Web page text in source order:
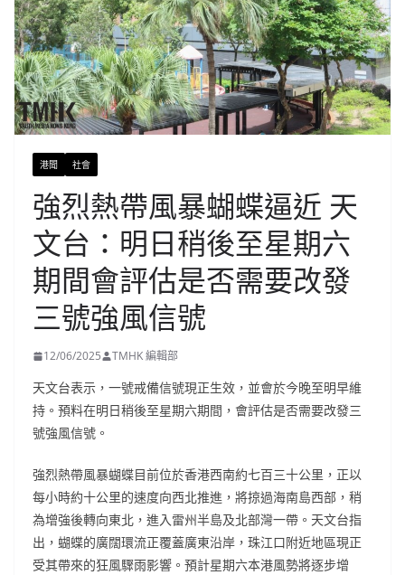
港聞 社會
強烈熱帶風暴蝴蝶逼近 天
文台：明日稍後至星期六
期間會評估是否需要改發
三號強風信號
12/06/2025 TMHK 編輯部
天文台表示，一號戒備信號現正生效，並會於今晚至明早維
持。預料在明日稍後至星期六期間，會評估是否需要改發三
號強風信號。
強烈熱帶風暴蝴蝶目前位於香港西南約七百三十公里，正以
每小時約十公里的速度向西北推進，將掠過海南島西部，稍
為增強後轉向東北，進入雷州半島及北部灣一帶。天文台指
出，蝴蝶的廣闊環流正覆蓋廣東沿岸，珠江口附近地區現正
受其帶來的狂風驟雨影響。預計星期六本港風勢將逐步增